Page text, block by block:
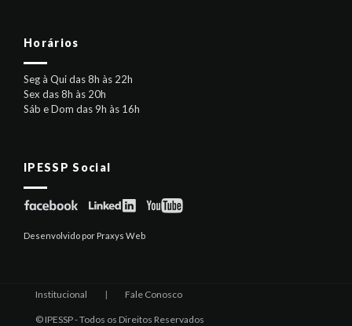
Horários
Seg à Qui das 8h às 22h
Sex das 8h às 20h
Sáb e Dom das 9h às 16h
IPESSP Social
Desenvolvido por Praxys Web
Institucional | Fale Conosco
© IPESSP - Todos os Direitos Reservados